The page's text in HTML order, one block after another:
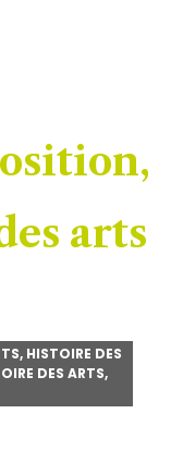
arts
, HISTOIRE DES
DES ARTS,